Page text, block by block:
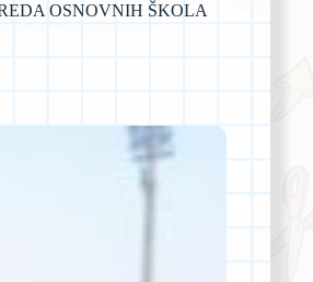
OSNOVNIH ŠKOLA